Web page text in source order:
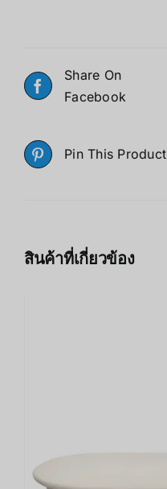
Share On
Facebook
Pin This Product
สินค้าที่เกี่ยวข้อง